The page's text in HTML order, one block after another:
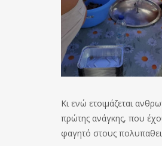
Κι ενώ ετοιμάζεται
πρώτης ανάγκης, που
φαγητό στους